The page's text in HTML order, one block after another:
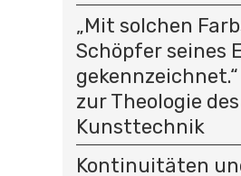
„Mit solchen
Schöpfer seines
zur Theologie
Kunsttechnik
Kontinuitäten